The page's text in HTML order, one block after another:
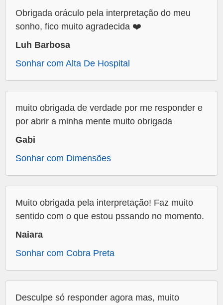
Obrigada oráculo pela interpretação do meu
sonho, fico muito agradecida ❤️
Luh Barbosa
Sonhar com Alta De Hospital
muito obrigada de verdade por me responder e
por abrir a minha mente muito obrigada
Gabi
Sonhar com Dimensões
Muito obrigada pela interpretação! Faz muito
sentido com o que estou pssando no momento.
Naiara
Sonhar com Cobra Preta
Desculpe só responder agora mas, muito